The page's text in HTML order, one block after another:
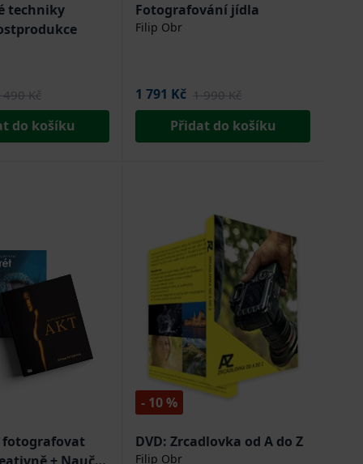
techniky
490 Kč
do košíku
Fotografování jídla
Filip Obr
1 791 Kč 1 990 Kč
Přidat do košíku
fotografovat
- 10 %
DVD: Zrcadlovka od A do Z
Filip Obr